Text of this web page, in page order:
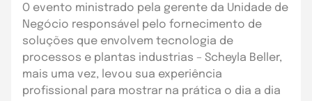
O evento ministrado pela gerente da Unidade de
Negócio responsável pelo fornecimento de
soluções que envolvem tecnologia de
processos e plantas industrias – Scheyla Beller,
mais uma vez, levou sua experiência
profissional para mostrar na prática o dia a dia